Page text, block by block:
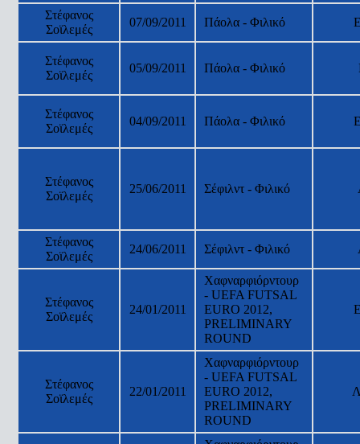
Στέφανος
Σοϊλεμές
07/09/2011 Πάολα - Φιλικό
Στέφανος
Σοϊλεμές
05/09/2011 Πάολα - Φιλικό
Στέφανος
Σοϊλεμές
04/09/2011 Πάολα - Φιλικό
Στέφανος
Σοϊλεμές
25/06/2011 Σέφιλντ - Φιλικό
Στέφανος
Σοϊλεμές
24/06/2011 Σέφιλντ - Φιλικό
Στέφανος
Σοϊλεμές
24/01/2011
Χαφναρφιόρντουρ
- UEFA FUTSAL
EURO 2012,
PRELIMINARY
ROUND
Στέφανος
Σοϊλεμές
22/01/2011
Χαφναρφιόρντουρ
- UEFA FUTSAL
EURO 2012,
PRELIMINARY
ROUND